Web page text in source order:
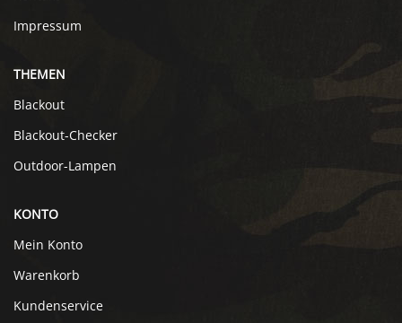
Impressum
THEMEN
Blackout
Blackout-Checker
Outdoor-Lampen
KONTO
Mein Konto
Warenkorb
Kundenservice